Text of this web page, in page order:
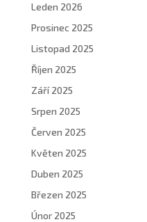
Leden 2026
Prosinec 2025
Listopad 2025
Říjen 2025
Září 2025
Srpen 2025
Červen 2025
Květen 2025
Duben 2025
Březen 2025
Únor 2025